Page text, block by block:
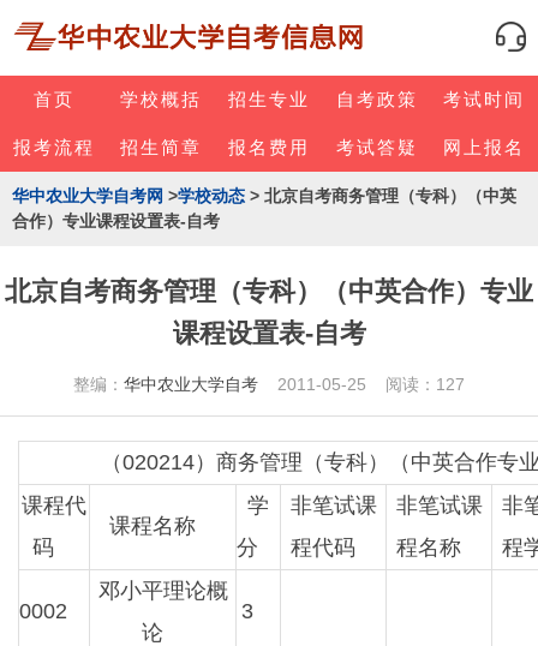
首页 学校概括 招生专业 自考政策 考试时间
报考流程 招生简章 报名费用 考试答疑 网上报名
华中农业大学自考网 >学校动态 > 北京自考商务管理（专科）（中英
合作）专业课程设置表-自考
北京自考商务管理（专科）（中英合作）专业
课程设置表-自考
整编： 华中农业大学自考 2011-05-25 阅读：127
（020214）商务管理（专科）（中英合作
课程代
码
课程名称
学
分
非笔试课
程代码
非笔试课
程名称
非
程
0002
邓小平理论概
论
3